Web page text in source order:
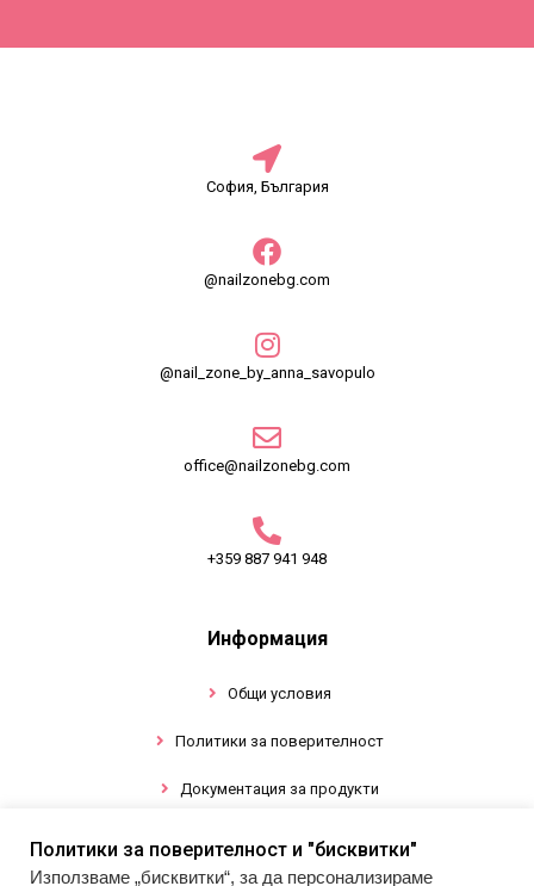
София, България
@nailzonebg.com
@nail_zone_by_anna_savopulo
office@nailzonebg.com
+359 887 941 948
Информация
Общи условия
Политики за поверителност
Документация за продукти
Промоции
Политики за поверителност и "бисквитки"
Използваме „бисквитки“, за да персонализираме